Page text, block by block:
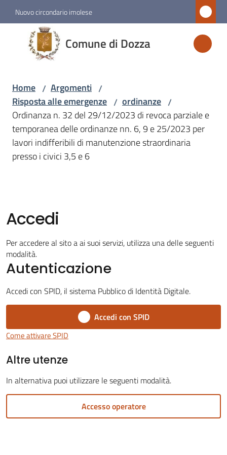
Vai al contenuto
Vai alla navigazione
Vai al footer
Nuovo circondario imolese
Comune di Dozza
Comune
di
Dozza
Amministrazione
Novità
Dozza
Servizi
on-
line
Tutti
argomenti
Menu selezionato
Seguici
Home / Argomenti /
Risposta alle emergenze / ordinanze /
Ordinanza n. 32 del 29/12/2023 di revoca parziale e
temporanea delle ordinanze nn. 6, 9 e 25/2023 per
lavori indifferibili di manutenzione straordinaria
presso i civici 3,5 e 6
Accedi
Per accedere al sito a ai suoi servizi, utilizza una delle seguenti
modalità.
Autenticazione
Accedi con SPID, il sistema Pubblico di Identità Digitale.
Accedi con SPID
Come attivare SPID
Altre utenze
In alternativa puoi utilizzare le seguenti modalità.
Accesso operatore